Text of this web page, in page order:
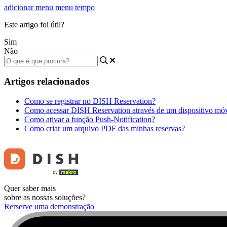
adicionar menu menu tempo
Este artigo foi útil?
Sim
Não
Artigos relacionados
Como se registrar no DISH Reservation?
Como acessar DISH Reservation através de um dispositivo
Como ativar a função Push-Notification?
Como criar um arquivo PDF das minhas reservas?
Quer saber mais
sobre as nossas soluções?
Rerserve uma demonstração